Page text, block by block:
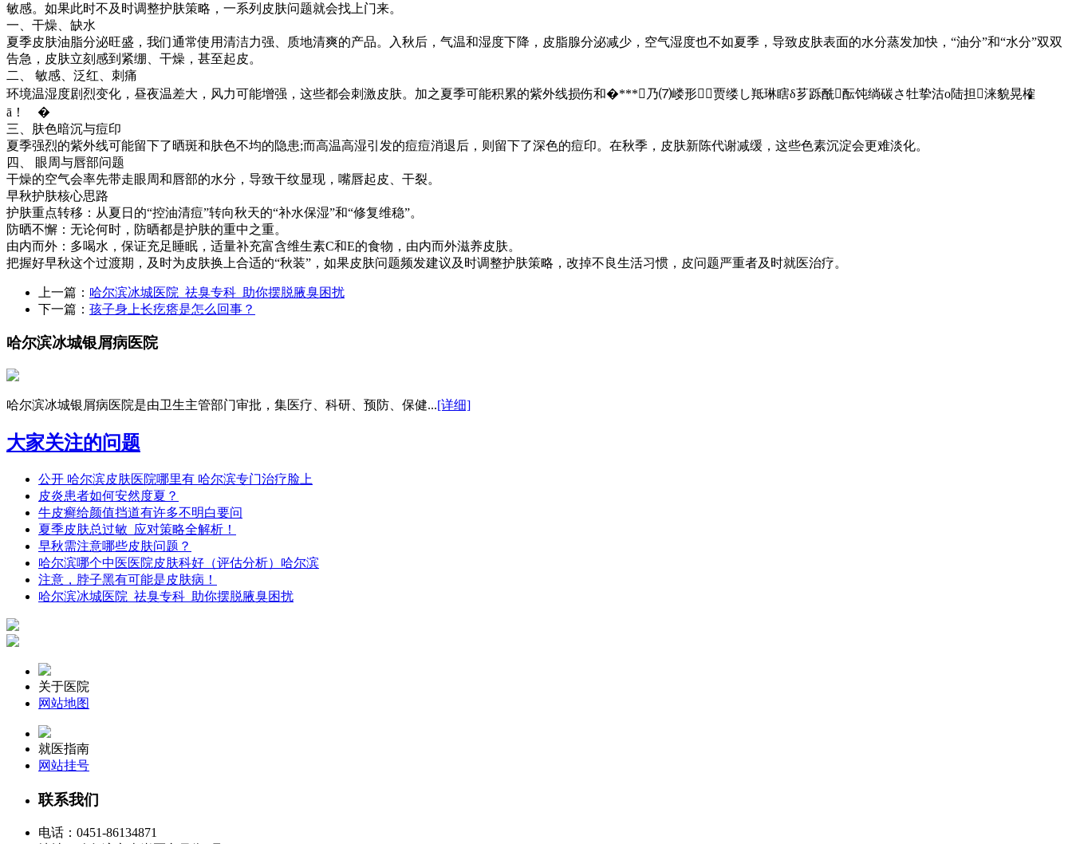
敏感。如果此时不及时调整护肤策略，一系列皮肤问题就会找上门来。
一、干燥、缺水
夏季皮肤油脂分泌旺盛，我们通常使用清洁力强、质地清爽的产品。入秋后，气温和湿度下降，皮脂腺分泌减少，空气湿度也不如夏季，导致皮肤表面的水分蒸发加快，“油分”和“水分”双双
告急，皮肤立刻感到紧绷、干燥，甚至起皮。
二、 敏感、泛红、刺痛
环境温湿度剧烈变化，昼夜温差大，风力可能增强，这些都会刺激皮肤。加之夏季可能积累的紫外线损伤和�***乃⑺嵝形贾缕し羝琳瞎δ芗跞酰酝饨绱碳さ牡挚沽ο陆担涞貌晃榷
ā！ �
三、肤色暗沉与痘印
夏季强烈的紫外线可能留下了晒斑和肤色不均的隐患;而高温高湿引发的痘痘消退后，则留下了深色的痘印。在秋季，皮肤新陈代谢减缓，这些色素沉淀会更难淡化。
四、 眼周与唇部问题
干燥的空气会率先带走眼周和唇部的水分，导致干纹显现，嘴唇起皮、干裂。
早秋护肤核心思路
护肤重点转移：从夏日的“控油清痘”转向秋天的“补水保湿”和“修复维稳”。
防晒不懈：无论何时，防晒都是护肤的重中之重。
由内而外：多喝水，保证充足睡眠，适量补充富含维生素C和E的食物，由内而外滋养皮肤。
把握好早秋这个过渡期，及时为皮肤换上合适的“秋装”，如果皮肤问题频发建议及时调整护肤策略，改掉不良生活习惯，皮问题严重者及时就医治疗。
上一篇： 哈尔滨冰城医院_祛臭专科_助你摆脱腋臭困扰
下一篇： 孩子身上长疙瘩是怎么回事？
哈尔滨冰城银屑病医院
哈尔滨冰城银屑病医院是由卫生主管部门审批，集医疗、科研、预防、保健...[详细]
大家关注的问题
公开 哈尔滨皮肤医院哪里有 哈尔滨专门治疗脸上
皮炎患者如何安然度夏？
牛皮癣给颜值挡道有许多不明白要问
夏季皮肤总过敏_应对策略全解析！
早秋需注意哪些皮肤问题？
哈尔滨哪个中医医院皮肤科好（评估分析）哈尔滨
注意，脖子黑有可能是皮肤病！
哈尔滨冰城医院_祛臭专科_助你摆脱腋臭困扰
关于医院
网站地图
就医指南
网站挂号
联系我们
电话： 0451-86134871